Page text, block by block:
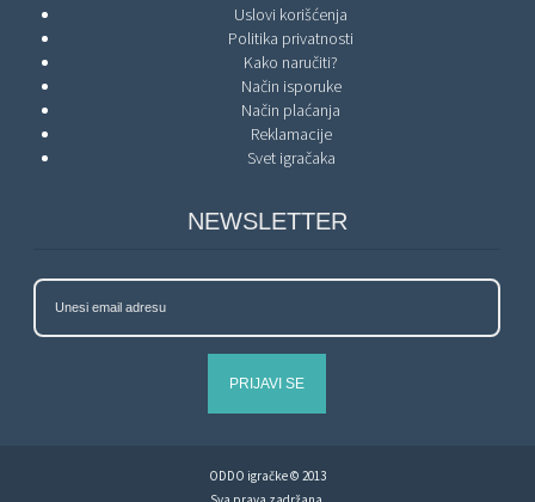
Uslovi korišćenja
Politika privatnosti
Kako naručiti?
Način isporuke
Način plaćanja
Reklamacije
Svet igračaka
NEWSLETTER
PRIJAVI SE
ODDO igračke © 2013